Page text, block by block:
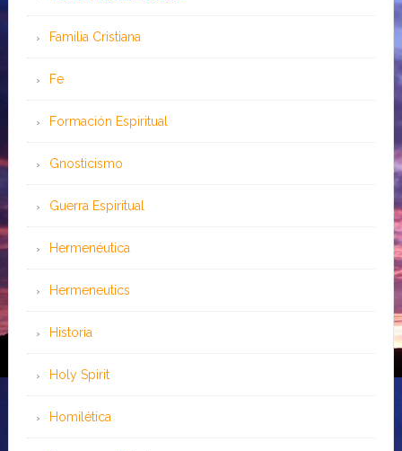
Familia Cristiana
Fe
Formación Espiritual
Gnosticismo
Guerra Espiritual
Hermenéutica
Hermeneutics
Historia
Holy Spirit
Homilética